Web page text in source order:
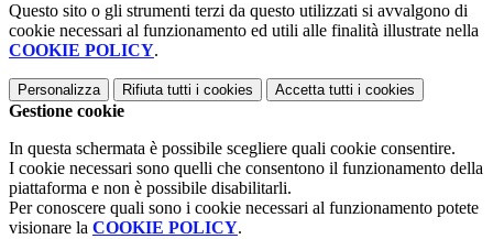
Questo sito o gli strumenti terzi da questo utilizzati si avvalgono di
cookie necessari al funzionamento ed utili alle finalità illustrate nella
COOKIE POLICY.
Personalizza Rifiuta tutti i cookies Accetta tutti i cookies
Gestione cookie
In questa schermata è possibile scegliere quali cookie consentire.
I cookie necessari sono quelli che consentono il funzionamento della
piattaforma e non è possibile disabilitarli.
Per conoscere quali sono i cookie necessari al funzionamento potete
visionare la COOKIE POLICY.